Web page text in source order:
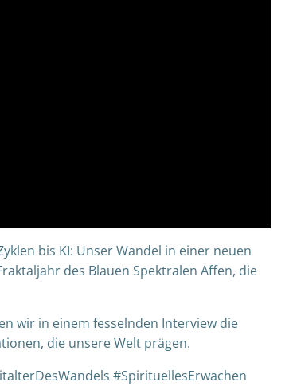
bis KI: Unser Wandel in einer neuen
des Blauen Spektralen Affen, die
wir in einem fesselnden Interview die
die unsere Welt prägen.
#SpirituellesErwachen